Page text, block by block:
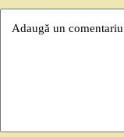
Adaugă un comentariu